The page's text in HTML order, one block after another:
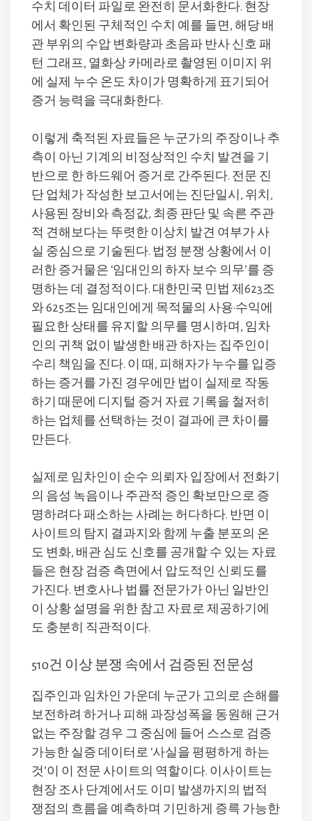
수치 데이터 파일로 완전히 문서화한다. 현장
에서 확인된 구체적인 수치 예를 들면, 해당 배
관 부위의 수압 변화량과 초음파 반사 신호 패
턴 그래프, 열화상 카메라로 촬영된 이미지 위
에 실제 누수 온도 차이가 명확하게 표기되어
증거 능력을 극대화한다.
이렇게 축적된 자료들은 누군가의 주장이나 추
측이 아닌 기계의 비정상적인 수치 발견을 기
반으로 한 하드웨어 증거로 간주된다. 전문 진
단 업체가 작성한 보고서에는 진단일시, 위치,
사용된 장비와 측정값, 최종 판단 및 속른 주관
적 견해보다는 뚜렷한 이상치 발견 여부가 사
실 중심으로 기술된다. 법정 분쟁 상황에서 이
러한 증거물은 ‘임대인의 하자 보수 의무’를 증
명하는 데 결정적이다. 대한민국 민법 제623조
와 625조는 임대인에게 목적물의 사용·수익에
필요한 상태를 유지할 의무를 명시하며, 임차
인의 귀책 없이 발생한 배관 하자는 집주인이
수리 책임을 진다. 이 때, 피해자가 누수를 입증
하는 증거를 가진 경우에만 법이 실제로 작동
하기 때문에 디지털 증거 자료 기록을 철저히
하는 업체를 선택하는 것이 결과에 큰 차이를
만든다.
실제로 임차인이 순수 의뢰자 입장에서 전화기
의 음성 녹음이나 주관적 증인 확보만으로 증
명하려다 패소하는 사례는 허다하다. 반면 이
사이트의 탐지 결과지와 함께 누출 분포의 온
도 변화, 배관 심도 신호를 공개할 수 있는 자료
들은 현장 검증 측면에서 압도적인 신뢰도를
가진다. 변호사나 법률 전문가가 아닌 일반인
이 상황 설명을 위한 참고 자료로 제공하기에
도 충분히 직관적이다.
510건 이상 분쟁 속에서 검증된 전문성
집주인과 임차인 가운데 누군가 고의로 손해를
보전하려 하거나 피해 과장성폭을 동원해 근거
없는 주장할 경우 그 중심에 들어 스스로 검증
가능한 실증 데이터로 ‘사실을 평평하게 하는
것’이 이 전문 사이트의 역할이다. 이사이트는
현장 조사 단계에서도 이미 발생까지의 법적
쟁점의 흐름을 예측하며 기민하게 증륵 가능한